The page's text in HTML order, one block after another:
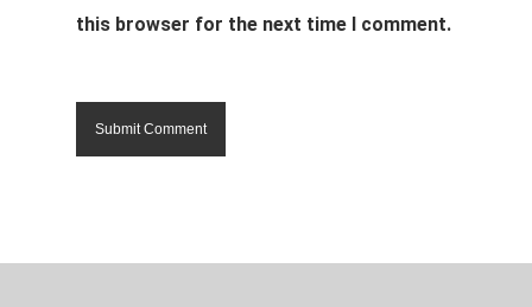
this browser for the next time I comment.